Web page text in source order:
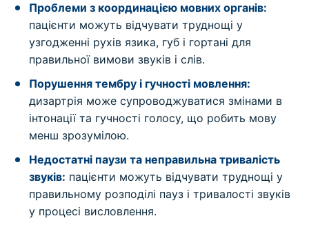
Проблеми з координацією мовних органів:
пацієнти можуть відчувати труднощі у
узгодженні рухів язика, губ і гортані для
правильної вимови звуків і слів.
Порушення тембру і гучності мовлення:
дизартрія може супроводжуватися змінами в
інтонації та гучності голосу, що робить мову
менш зрозумілою.
Недостатні паузи та неправильна тривалість
звуків: пацієнти можуть відчувати труднощі у
правильному розподілі пауз і тривалості звуків
у процесі висловлення.